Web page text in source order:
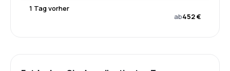
1 Tag vorher
ab452 €